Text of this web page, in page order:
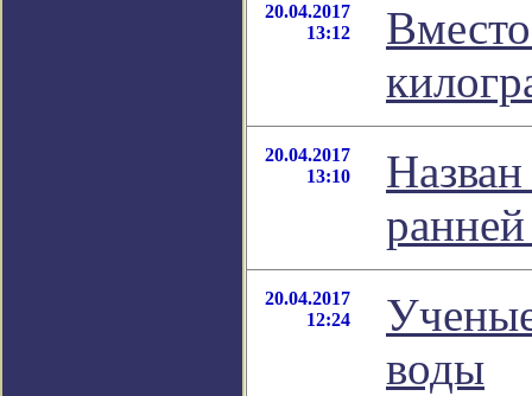
20.04.2017
13:12
20.04.2017
13:10
20.04.2017
12:24
воды